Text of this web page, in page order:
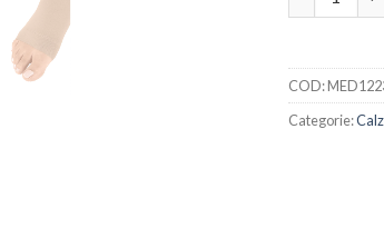
COD:
Categorie: